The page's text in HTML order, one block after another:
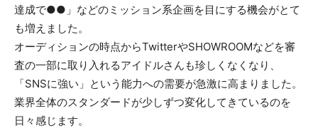
達成で●●」などのミッション系企画を目にする機会がとて
も増えました。
オーディションの時点からTwitterやSHOWROOMなどを審
査の一部に取り入れるアイドルさんも珍しくなくなり、
「SNSに強い」という能力への需要が急激に高まりました。
業界全体のスタンダードが少しずつ変化してきているのを
日々感じます。